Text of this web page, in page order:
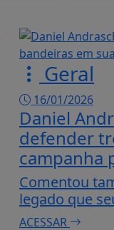
Geral
16/01/2026
Daniel
defender
campanha
Comentou
legado que
ACESSAR